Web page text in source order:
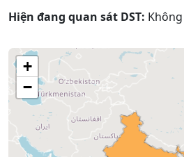
Hiện đang quan sát DST: Không
+
−